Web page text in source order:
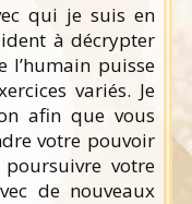
qui je suis en
à décrypter
l’humain puisse
variés. Je
afin que vous
votre pouvoir
votre
de nouveaux